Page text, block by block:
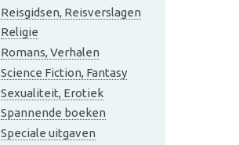
Reisgidsen, Reisverslagen
Religie
Romans, Verhalen
Science Fiction, Fantasy
Sexualiteit, Erotiek
Spannende boeken
Speciale uitgaven